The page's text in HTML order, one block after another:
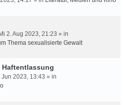
2. Aug 2023, 21:23 » in
Thema sexualisierte Gewalt
Haftentlassung
Jun 2023, 13:43 » in